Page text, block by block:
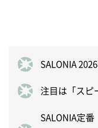
SALONIA
注目は「スピ
SALONIA定